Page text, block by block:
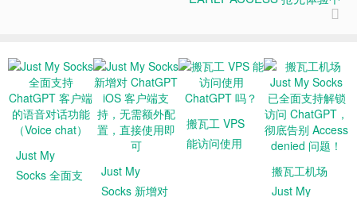
Just My
Socks 全面支
Just My
Socks 新增对
搬瓦工 VPS
能访问使用
搬瓦工机场
Just My